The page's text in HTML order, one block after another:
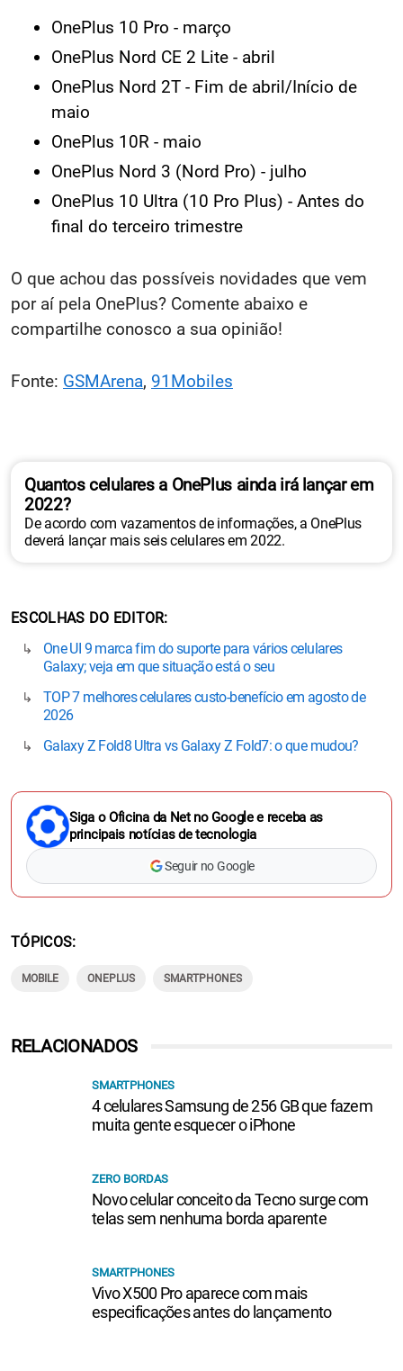
OnePlus 10 Pro - março
OnePlus Nord CE 2 Lite - abril
OnePlus Nord 2T - Fim de abril/Início de
maio
OnePlus 10R - maio
OnePlus Nord 3 (Nord Pro) - julho
OnePlus 10 Ultra (10 Pro Plus) - Antes do
final do terceiro trimestre
O que achou das possíveis novidades que vem
por aí pela OnePlus? Comente abaixo e
compartilhe conosco a sua opinião!
Fonte: GSMArena, 91Mobiles
Quantos celulares a OnePlus ainda irá lançar em
2022?
De acordo com vazamentos de informações, a OnePlus
deverá lançar mais seis celulares em 2022.
ESCOLHAS DO EDITOR
One UI 9 marca fim do suporte para vários celulares
Galaxy; veja em que situação está o seu
TOP 7 melhores celulares custo-benefício em agosto de
2026
Galaxy Z Fold8 Ultra vs Galaxy Z Fold7: o que mudou?
Siga o Oficina da Net no Google e receba as
principais notícias de tecnologia
Seguir no Google
TÓPICOS
MOBILE ONEPLUS SMARTPHONES
RELACIONADOS
SMARTPHONES
4 celulares Samsung de 256 GB que fazem
muita gente esquecer o iPhone
ZERO BORDAS
Novo celular conceito da Tecno surge com
telas sem nenhuma borda aparente
SMARTPHONES
Vivo X500 Pro aparece com mais
especificações antes do lançamento